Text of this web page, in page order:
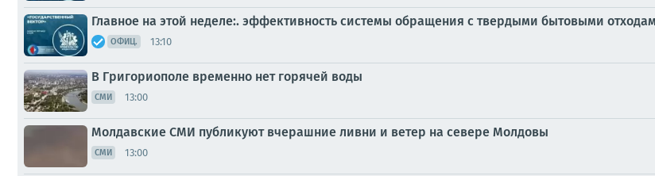
Главное на этой неделе:. эффективность системы обращения с твердыми бытовыми
ОФИЦ. 13:10
В Григориополе временно нет горячей воды
СМИ 13:00
Молдавские СМИ публикуют вчерашние ливни и ветер на севере Молдовы
СМИ 13:00